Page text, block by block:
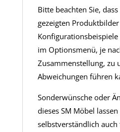
Bitte beachten Sie,
gezeigten Produktbilder
im Optionsmenü, je
Zusammenstellung, zu
Abweichungen führen
Sonderwünsche oder
dieses SM Möbel lassen
selbstverständlich